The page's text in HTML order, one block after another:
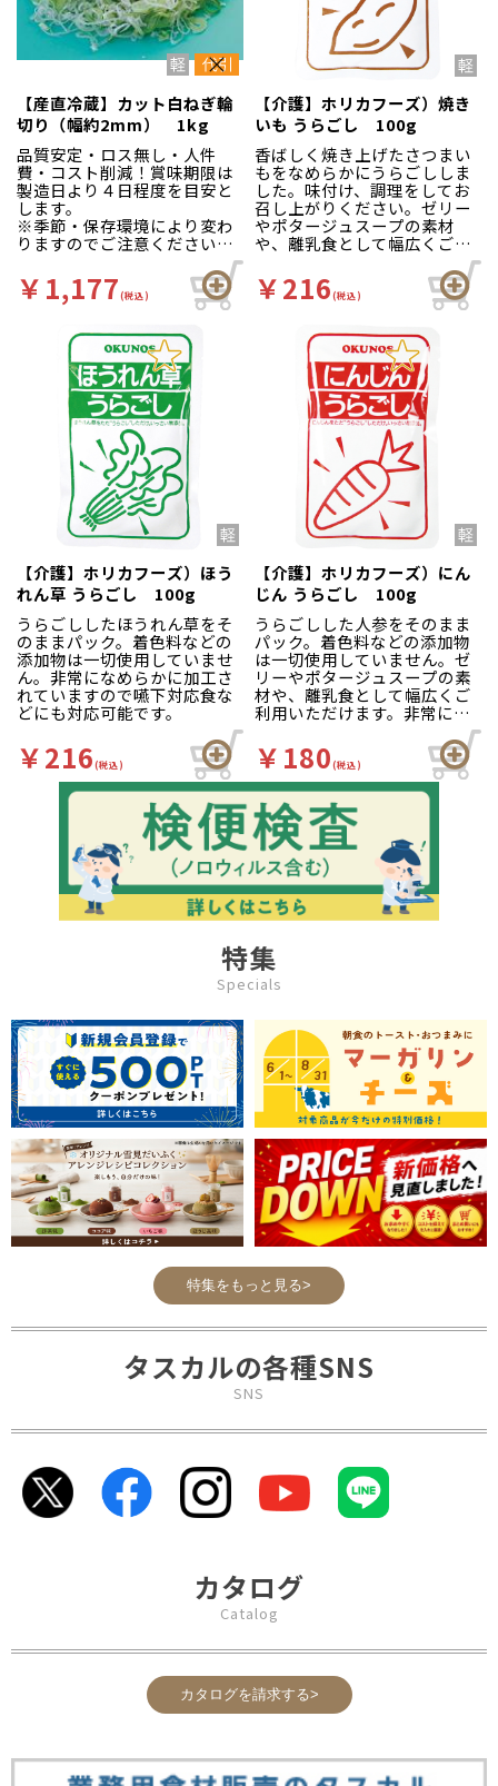
【産直冷蔵】カット白ねぎ輪
切り（幅約2mm） 1kg
品質安定・ロス無し・人件
費・コスト削減！賞味期限は
製造日より４日程度を目安と
します。
※季節・保存環境により変わ
りますのでご注意ください。
※5kg以上でのご注文をお願
いします。
5kg未満の場合、キャンセ
ルさせていただきます。
【産直冷蔵】と表記のある
商品同士の混載は可能です。
￥1,177(税込)
【介護】ホリカフーズ）焼き
いも うらごし 100g
香ばしく焼き上げたさつまい
もをなめらかにうらごししま
した。味付け、調理をしてお
召し上がりください。ゼリー
やポタージュスープの素材
や、離乳食として幅広くご利
￥216(税込)
【介護】ホリカフーズ）ほう
れん草 うらごし 100g
うらごししたほうれん草をそ
のままパック。着色料などの
添加物は一切使用していませ
ん。非常になめらかに加工さ
れていますので嚥下対応食な
どにも対応可能です。
￥216(税込)
【介護】ホリカフーズ）にん
じん うらごし 100g
うらごしした人参をそのまま
パック。着色料などの添加物
は一切使用していません。ゼ
リーやポタージュスープの素
材や、離乳食として幅広くご
利用いただけます。非常にな
めらかに加工されていますの
で嚥下対応食などにも対応可
能です。
￥180(税込)
特集
Specials
特集をもっと見る>
タスカルの各種SNS
SNS
カタログ
Catalog
カタログを請求する>